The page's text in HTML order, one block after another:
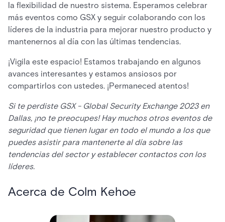
la flexibilidad de nuestro sistema. Esperamos celebrar
más eventos como GSX y seguir colaborando con los
líderes de la industria para mejorar nuestro producto y
mantenernos al día con las últimas tendencias.
¡Vigila este espacio! Estamos trabajando en algunos
avances interesantes y estamos ansiosos por
compartirlos con ustedes. ¡Permaneced atentos!
Si te perdiste GSX - Global Security Exchange 2023 en
Dallas, ¡no te preocupes! Hay muchos otros eventos de
seguridad que tienen lugar en todo el mundo a los que
puedes asistir para mantenerte al día sobre las
tendencias del sector y establecer contactos con los
líderes.
Acerca de Colm Kehoe